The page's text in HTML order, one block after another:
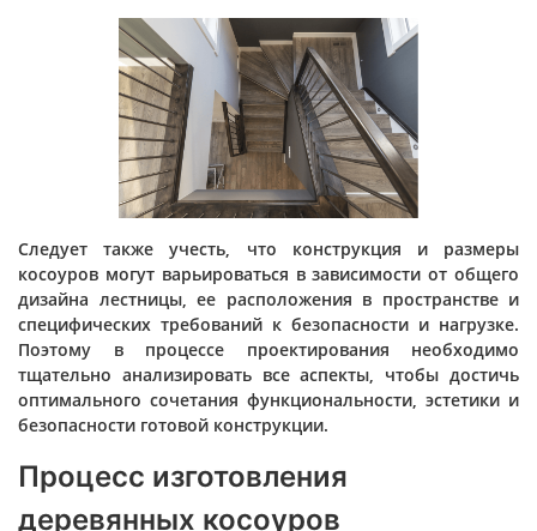
Следует также учесть, что конструкция и размеры
косоуров могут варьироваться в зависимости от общего
дизайна лестницы, ее расположения в пространстве и
специфических требований к безопасности и нагрузке.
Поэтому в процессе проектирования необходимо
тщательно анализировать все аспекты, чтобы достичь
оптимального сочетания функциональности, эстетики и
безопасности готовой конструкции.
Процесс изготовления
деревянных косоуров